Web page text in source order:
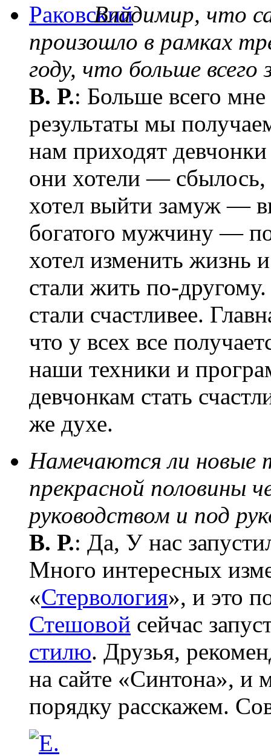
Владимир, что
произошло в рамках
году, что больше
В. Р.: Больше всего
результаты мы
нам приходят девчонки
они хотели — сбылось,
хотел выйти замуж —
богатого мужчину —
хотел изменить жизнь
стали жить по-
стали счастливее.
что у всех все
наши техники и
девчонкам стать
же духе.
Намечаются ли новые
прекрасной половины
руководством и под
В. Р.: Да, У нас
Много интересных
«Стервология», и это
Стешовой сейчас
стилю. Друзья,
на сайте «Синтона», и
порядку расскажем.